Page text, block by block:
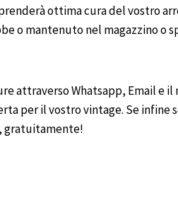
ottima cura del vostro
o mantenuto nel magazzino o
attraverso Whatsapp, Email e il
per il vostro vintage. Se infine
gratuitamente!